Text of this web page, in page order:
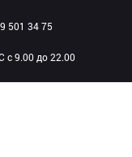
501 34 75
c 9.00 до 22.00